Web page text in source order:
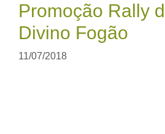
Promoção Rally
Divino Fogão
11/07/2018